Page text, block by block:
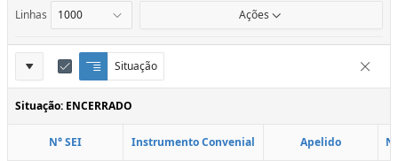
Linhas Ações
Definições
do
Relatório
Situação
Q
u
e
b
E
d
i
t
Situação: ENCERRADO
N° SEI Instrumento Convenial Apelido